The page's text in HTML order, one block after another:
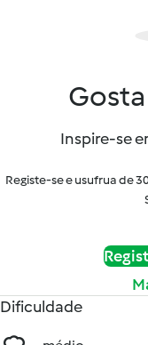
Inspire-se
Registe-se e usufrua de
Dificuldade